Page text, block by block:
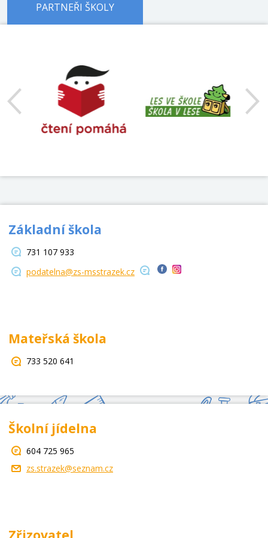
PARTNEŘI ŠKOLY
Základní škola
731 107 933
podatelna@zs-msstrazek.cz
Mateřská škola
733 520 641
Školní jídelna
604 725 965
zs.strazek@seznam.cz